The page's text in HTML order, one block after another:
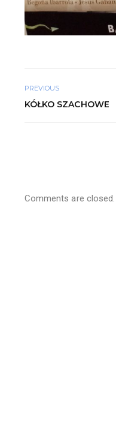
PREVIOUS
KÓŁKO SZACHOWE
Comments are closed.